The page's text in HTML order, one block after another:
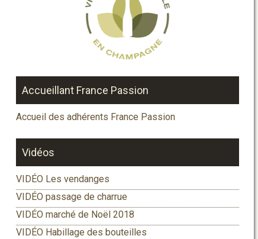
Accueillant France Passion
Accueil des adhérents France Passion
Vidéos
VIDÉO Les vendanges
VIDÉO passage de charrue
VIDÉO marché de Noël 2018
VIDÉO Habillage des bouteilles